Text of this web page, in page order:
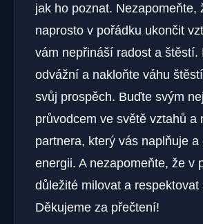
jak ho poznat. Nezapomeňte,
naprosto v pořádku ukončit
vám nepřináší radost a štěstí.
odvážní a nakloňte váhu
svůj prospěch. Buďte svým
průvodcem ve světě vztahů a
partnera, který vás naplňuje a
energii. A nezapomeňte, že v
důležité milovat a respektovat
Děkujeme za přečtení!